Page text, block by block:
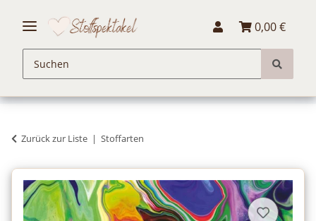
0,00 €
Zurück zur Liste Stoffarten